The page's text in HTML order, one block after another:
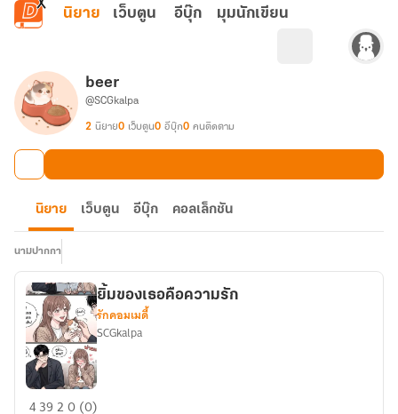
ข้ามไปยังเนื้อหาหลัก
นิยาย เว็บตูน อีบุ๊ก มุมนักเขียน
beer
@SCGkalpa
2 นิยาย0 เว็บตูน0 อีบุ๊ก0 คนติดตาม
นิยาย เว็บตูน อีบุ๊ก คอลเล็กชัน
นามปากกา
ยิ้ม
ยิ้มของเธอคือความรัก
รักคอมเมดี้
SCGkalpa
43920 (0)